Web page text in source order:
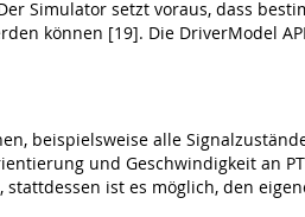
Simulator setzt voraus, dass
können [19]. Die DriverModel
beispielsweise alle
und Geschwindigkeit an
ist es möglich, den